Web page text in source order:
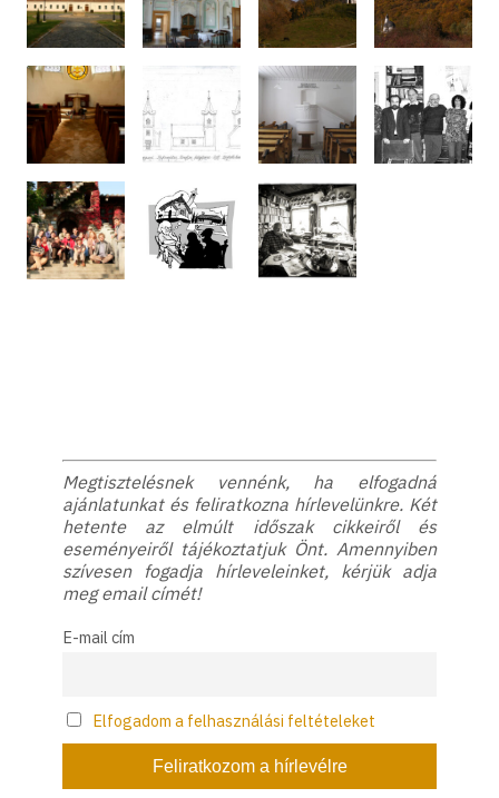
Megtisztelésnek vennénk, ha elfogadná
ajánlatunkat és feliratkozna hírlevelünkre. Két
hetente az elmúlt időszak cikkeiről és
eseményeiről tájékoztatjuk Önt. Amennyiben
szívesen fogadja hírleveleinket, kérjük adja
meg email címét!
E-mail cím
Elfogadom a felhasználási feltételeket